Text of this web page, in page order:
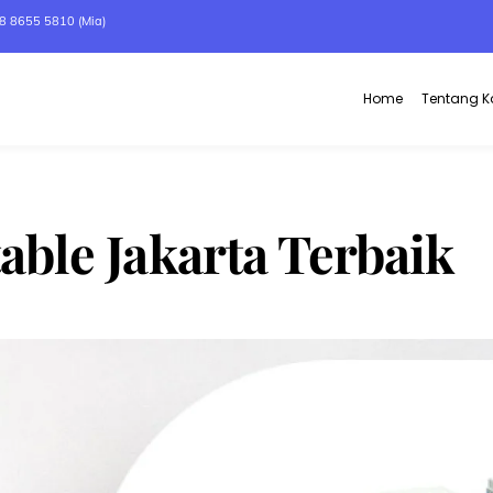
8655 5810 (Mia)
Home Tentang
Jakarta Terbaik